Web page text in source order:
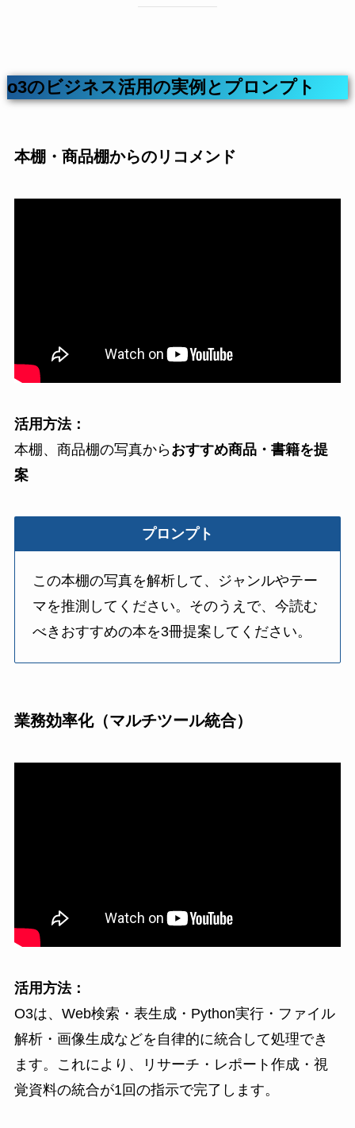
o3のビジネス活用の実例とプロンプト
本棚・商品棚からのリコメンド
活用方法：
本棚、商品棚の写真からおすすめ商品・書籍を提
案
プロンプト
この本棚の写真を解析して、ジャンルやテー
マを推測してください。そのうえで、今読む
べきおすすめの本を3冊提案してください。
業務効率化（マルチツール統合）
活用方法：
O3は、Web検索・表生成・Python実行・ファイル
解析・画像生成などを自律的に統合して処理でき
ます。これにより、リサーチ・レポート作成・視
覚資料の統合が1回の指示で完了します。